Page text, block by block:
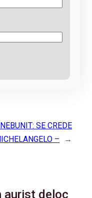
SE CREDE
–
→
aurist deloc